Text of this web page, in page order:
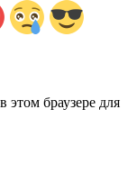
этом браузере для